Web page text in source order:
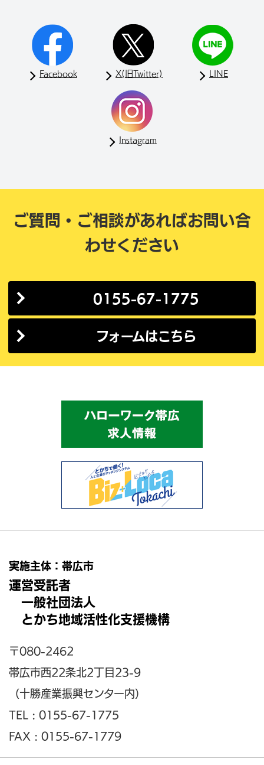
Facebook X(旧Twitter) LINE
Instagram
ご質問・ご相談があればお問い合
わせください
0155-67-1775
フォームはこちら
実施主体：帯広市
運営受託者
一般社団法人
とかち地域活性化支援機構
〒080-2462
帯広市西22条北2丁目23-9
（十勝産業振興センター内）
TEL : 0155-67-1775
FAX : 0155-67-1779